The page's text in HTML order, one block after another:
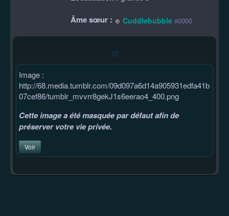
Âme sœur : Cuddlebubble #0000
♡
Image :
http://68.media.tumblr.com/09d097a6d14a905931edfa41b
07cef86/tumblr_mvvrr8gekJ1s6eerao4_400.png
Cette image a été masquée par défaut afin de
préserver votre vie privée.
Voir